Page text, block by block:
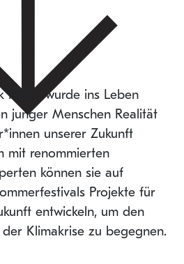
PRIO1 wurde ins Leben
junger Menschen Realität
unserer Zukunft
mit renommierten
können sie auf
Projekte für
entwickeln, um den
Klimakrise zu begegnen.